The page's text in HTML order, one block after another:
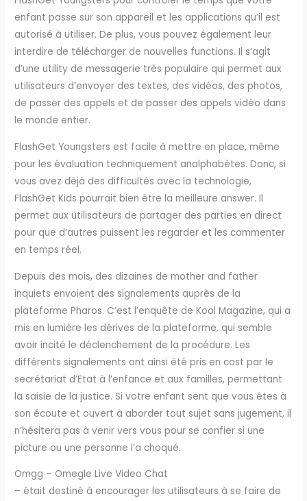
enfant passe sur son appareil et les applications qu’il est
autorisé à utiliser. De plus, vous pouvez également leur
interdire de télécharger de nouvelles functions. Il s’agit
d’une utility de messagerie très populaire qui permet aux
utilisateurs d’envoyer des textes, des vidéos, des photos,
de passer des appels et de passer des appels vidéo dans
le monde entier.
FlashGet Youngsters est facile à mettre en place, même
pour les évaluation techniquement analphabètes. Donc, si
vous avez déjà des difficultés avec la technologie,
FlashGet Kids pourrait bien être la meilleure answer. Il
permet aux utilisateurs de partager des parties en direct
pour que d’autres puissent les regarder et les commenter
en temps réel.
Depuis des mois, des dizaines de mother and father
inquiets envoient des signalements auprès de la
plateforme Pharos. C’est l’enquête de Kool Magazine, qui a
mis en lumière les dérives de la plateforme, qui semble
avoir incité le déclenchement de la procédure. Les
différents signalements ont ainsi été pris en cost par le
secrétariat d’Etat à l’enfance et aux familles, permettant
la saisie de la justice. Si votre enfant sent que vous êtes à
son écoute et ouvert à aborder tout sujet sans jugement, il
n’hésitera pas à venir vers vous pour se confier si une
picture ou une personne l’a choqué.
Omgg – Omegle Live Video Chat
– était destiné à encourager les utilisateurs à se faire de